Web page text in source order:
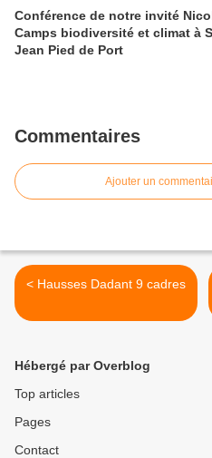
Conférence de notre invité
Camps biodiversité et climat à
Jean Pied de Port
Commentaires
Ajouter un
< Hausses Dadant 9 cadres
Hébergé par Overblog
Top articles
Pages
Contact